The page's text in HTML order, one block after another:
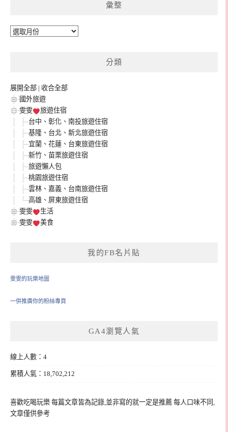
彙整
彙
分類
展開全部 | 收合全部
國外旅遊
雯雯
旅遊住宿
台中、彰化、南投旅遊住宿
基隆、台北、新北旅遊住宿
宜蘭、花蓮、台東旅遊住宿
新竹、苗栗旅遊住宿
旅遊懶人包
桃園旅遊住宿
雲林、嘉義、台南旅遊住宿
高雄、屏東旅遊住宿
雯雯
生活
雯雯
美食
我的FB名片貼
雯雯的玩樂地圖
一併推廣你的粉絲專頁
GA4瀏覽人氣
線上人數：4
累積人氣：18,702,212
喜歡吃喝玩樂 每篇文章皆為記錄,並非寫的就一定是推薦 每人口味不同,
文章僅供參考